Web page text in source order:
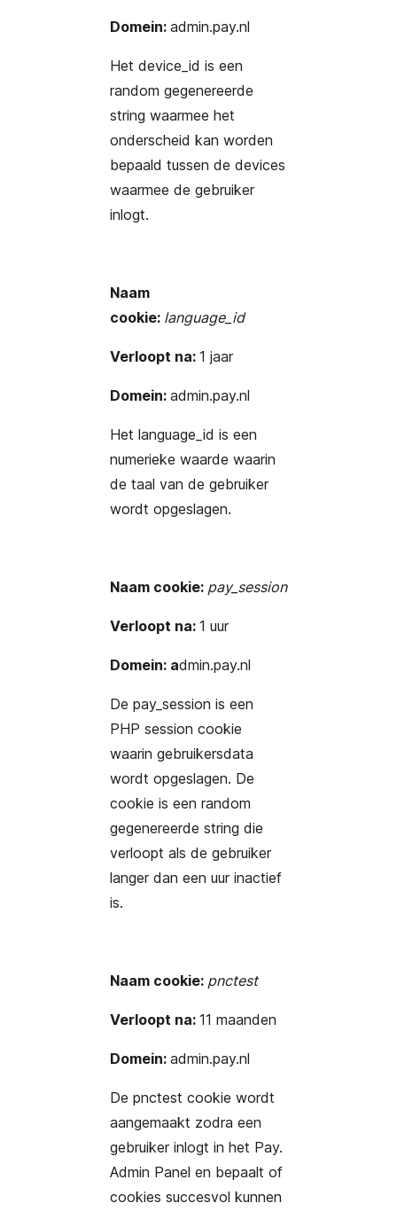
Domein: admin.pay.nl
Het device_id is een
random gegenereerde
string waarmee het
onderscheid kan worden
bepaald tussen de devices
waarmee de gebruiker
inlogt.
Naam
cookie: language_id
Verloopt na: 1 jaar
Domein: admin.pay.nl
Het language_id is een
numerieke waarde waarin
de taal van de gebruiker
wordt opgeslagen.
Naam cookie: pay_session
Verloopt na: 1 uur
Domein: admin.pay.nl
De pay_session is een
PHP session cookie
waarin gebruikersdata
wordt opgeslagen. De
cookie is een random
gegenereerde string die
verloopt als de gebruiker
langer dan een uur inactief
is.
Naam cookie: pnctest
Verloopt na: 11 maanden
Domein: admin.pay.nl
De pnctest cookie wordt
aangemaakt zodra een
gebruiker inlogt in het Pay.
Admin Panel en bepaalt of
cookies succesvol kunnen